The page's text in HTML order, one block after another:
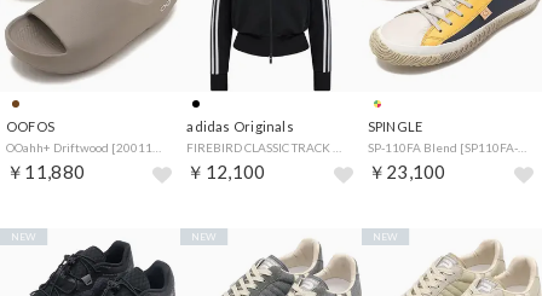
OOFOS
￥11,880
adidas Originals
￥12,100
SPINGLE
SP-110FA Blend [SP110FA-278] （Blend）
￥23,100
NEW NEW NEW